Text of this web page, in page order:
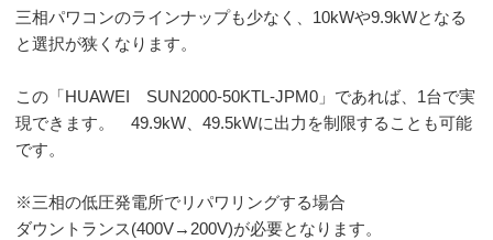
三相パワコンのラインナップも少なく、10kWや9.9kWとなる
と選択が狭くなります。
この「HUAWEI SUN2000-50KTL-JPM0」であれば、1台で実
現できます。 49.9kW、49.5kWに出力を制限することも可能
です。
※三相の低圧発電所でリパワリングする場合
ダウントランス(400V→200V)が必要となります。